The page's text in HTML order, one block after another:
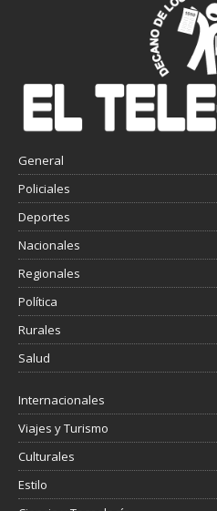
General
Policiales
Deportes
Nacionales
Regionales
Política
Rurales
Salud
Internacionales
Viajes y Turismo
Culturales
Estilo